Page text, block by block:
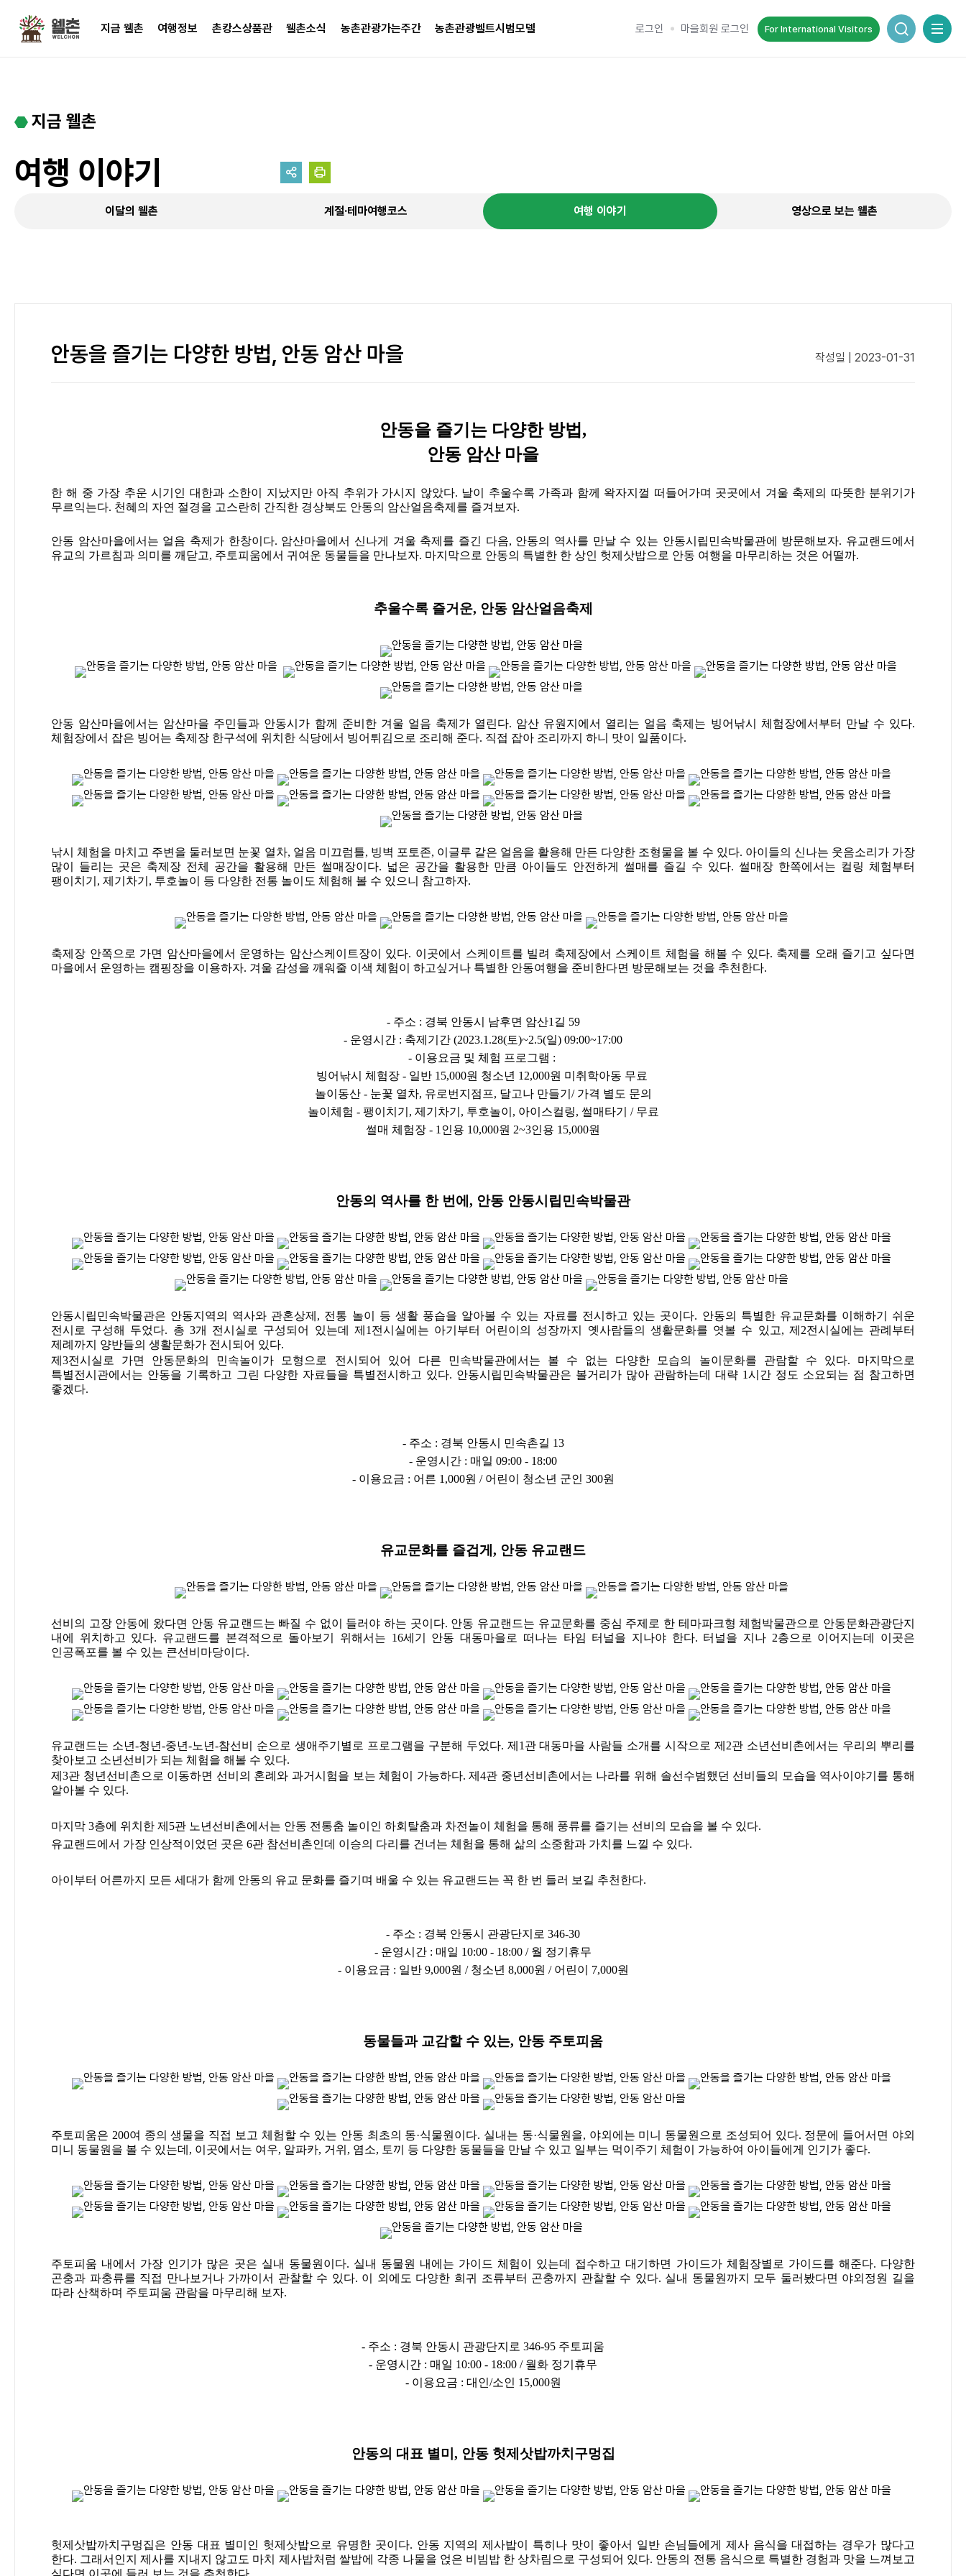
지금 웰촌 여행정보 촌캉스상품관 웰촌소식 농촌관광가는주간 농촌관광벨트시범모델 로그인 마을회원 로그인 For International Visitors 통합검색 창
지금 웰촌
여행 이야기
이달의 웰촌 계절·테마여행코스 여행 이야기 영상으로 보는 웰촌
안동을 즐기는 다양한 방법, 안동 암산 마을 작성일 | 2023-01-31
안동을 즐기는 다양한 방법,
안동 암산 마을
한 해 중 가장 추운 시기인 대한과 소한이 지났지만 아직 추위가 가시지 않았다. 날이 추울수록 가족과 함께 왁자지껄 떠들어가며 곳곳에서 겨울 축제의 따뜻한 분위기가
무르익는다. 천혜의 자연 절경을 고스란히 간직한 경상북도 안동의 암산얼음축제를 즐겨보자.
안동 암산마을에서는 얼음 축제가 한창이다. 암산마을에서 신나게 겨울 축제를 즐긴 다음, 안동의 역사를 만날 수 있는 안동시립민속박물관에 방문해보자. 유교랜드에서
유교의 가르침과 의미를 깨닫고, 주토피움에서 귀여운 동물들을 만나보자. 마지막으로 안동의 특별한 한 상인 헛제삿밥으로 안동 여행을 마무리하는 것은 어떨까.
추울수록 즐거운, 안동 암산얼음축제
안동 암산마을에서는 암산마을 주민들과 안동시가 함께 준비한 겨울 얼음 축제가 열린다. 암산 유원지에서 열리는 얼음 축제는 빙어낚시 체험장에서부터 만날 수 있다.
체험장에서 잡은 빙어는 축제장 한구석에 위치한 식당에서 빙어튀김으로 조리해 준다. 직접 잡아 조리까지 하니 맛이 일품이다.
낚시 체험을 마치고 주변을 둘러보면 눈꽃 열차, 얼음 미끄럼틀, 빙벽 포토존, 이글루 같은 얼음을 활용해 만든 다양한 조형물을 볼 수 있다. 아이들의 신나는 웃음소리가 가장
많이 들리는 곳은 축제장 전체 공간을 활용해 만든 썰매장이다. 넓은 공간을 활용한 만큼 아이들도 안전하게 썰매를 즐길 수 있다. 썰매장 한쪽에서는 컬링 체험부터
팽이치기, 제기차기, 투호놀이 등 다양한 전통 놀이도 체험해 볼 수 있으니 참고하자.
축제장 안쪽으로 가면 암산마을에서 운영하는 암산스케이트장이 있다. 이곳에서 스케이트를 빌려 축제장에서 스케이트 체험을 해볼 수 있다. 축제를 오래 즐기고 싶다면
마을에서 운영하는 캠핑장을 이용하자. 겨울 감성을 깨워줄 이색 체험이 하고싶거나 특별한 안동여행을 준비한다면 방문해보는 것을 추천한다.
- 주소 : 경북 안동시 남후면 암산1길 59
- 운영시간 : 축제기간 (2023.1.28(토)~2.5(일) 09:00~17:00
- 이용요금 및 체험 프로그램 :
빙어낚시 체험장 - 일반 15,000원 청소년 12,000원 미취학아동 무료
놀이동산 - 눈꽃 열차, 유로번지점프, 달고나 만들기/ 가격 별도 문의
놀이체험 - 팽이치기, 제기차기, 투호놀이, 아이스컬링, 썰매타기 / 무료
썰매 체험장 - 1인용 10,000원 2~3인용 15,000원
안동의 역사를 한 번에, 안동 안동시립민속박물관
안동시립민속박물관은 안동지역의 역사와 관혼상제, 전통 놀이 등 생활 풍습을 알아볼 수 있는 자료를 전시하고 있는 곳이다. 안동의 특별한 유교문화를 이해하기 쉬운
전시로 구성해 두었다. 총 3개 전시실로 구성되어 있는데 제1전시실에는 아기부터 어린이의 성장까지 옛사람들의 생활문화를 엿볼 수 있고, 제2전시실에는 관례부터
제례까지 양반들의 생활문화가 전시되어 있다.
제3전시실로 가면 안동문화의 민속놀이가 모형으로 전시되어 있어 다른 민속박물관에서는 볼 수 없는 다양한 모습의 놀이문화를 관람할 수 있다. 마지막으로
특별전시관에서는 안동을 기록하고 그린 다양한 자료들을 특별전시하고 있다. 안동시립민속박물관은 볼거리가 많아 관람하는데 대략 1시간 정도 소요되는 점 참고하면
좋겠다.
- 주소 : 경북 안동시 민속촌길 13
- 운영시간 : 매일 09:00 - 18:00
- 이용요금 : 어른 1,000원 / 어린이 청소년 군인 300원
유교문화를 즐겁게, 안동 유교랜드
선비의 고장 안동에 왔다면 안동 유교랜드는 빠질 수 없이 들러야 하는 곳이다. 안동 유교랜드는 유교문화를 중심 주제로 한 테마파크형 체험박물관으로 안동문화관광단지
내에 위치하고 있다. 유교랜드를 본격적으로 돌아보기 위해서는 16세기 안동 대동마을로 떠나는 타임 터널을 지나야 한다. 터널을 지나 2층으로 이어지는데 이곳은
인공폭포를 볼 수 있는 큰선비마당이다.
유교랜드는 소년-청년-중년-노년-참선비 순으로 생애주기별로 프로그램을 구분해 두었다. 제1관 대동마을 사람들 소개를 시작으로 제2관 소년선비촌에서는 우리의 뿌리를
찾아보고 소년선비가 되는 체험을 해볼 수 있다.
제3관 청년선비촌으로 이동하면 선비의 혼례와 과거시험을 보는 체험이 가능하다. 제4관 중년선비촌에서는 나라를 위해 솔선수범했던 선비들의 모습을 역사이야기를 통해
알아볼 수 있다.
마지막 3층에 위치한 제5관 노년선비촌에서는 안동 전통춤 놀이인 하회탈춤과 차전놀이 체험을 통해 풍류를 즐기는 선비의 모습을 볼 수 있다.
유교랜드에서 가장 인상적이었던 곳은 6관 참선비촌인데 이승의 다리를 건너는 체험을 통해 삶의 소중함과 가치를 느낄 수 있다.
아이부터 어른까지 모든 세대가 함께 안동의 유교 문화를 즐기며 배울 수 있는 유교랜드는 꼭 한 번 들러 보길 추천한다.
- 주소 : 경북 안동시 관광단지로 346-30
- 운영시간 : 매일 10:00 - 18:00 / 월 정기휴무
- 이용요금 : 일반 9,000원 / 청소년 8,000원 / 어린이 7,000원
동물들과 교감할 수 있는, 안동 주토피움
주토피움은 200여 종의 생물을 직접 보고 체험할 수 있는 안동 최초의 동·식물원이다. 실내는 동·식물원을, 야외에는 미니 동물원으로 조성되어 있다. 정문에 들어서면 야외
미니 동물원을 볼 수 있는데, 이곳에서는 여우, 알파카, 거위, 염소, 토끼 등 다양한 동물들을 만날 수 있고 일부는 먹이주기 체험이 가능하여 아이들에게 인기가 좋다.
주토피움 내에서 가장 인기가 많은 곳은 실내 동물원이다. 실내 동물원 내에는 가이드 체험이 있는데 접수하고 대기하면 가이드가 체험장별로 가이드를 해준다. 다양한
곤충과 파충류를 직접 만나보거나 가까이서 관찰할 수 있다. 이 외에도 다양한 희귀 조류부터 곤충까지 관찰할 수 있다. 실내 동물원까지 모두 둘러봤다면 야외정원 길을
따라 산책하며 주토피움 관람을 마무리해 보자.
- 주소 : 경북 안동시 관광단지로 346-95 주토피움
- 운영시간 : 매일 10:00 - 18:00 / 월화 정기휴무
- 이용요금 : 대인/소인 15,000원
안동의 대표 별미, 안동 헛제삿밥까치구멍집
헛제삿밥까치구멍집은 안동 대표 별미인 헛제삿밥으로 유명한 곳이다. 안동 지역의 제사밥이 특히나 맛이 좋아서 일반 손님들에게 제사 음식을 대접하는 경우가 많다고
한다. 그래서인지 제사를 지내지 않고도 마치 제사밥처럼 쌀밥에 각종 나물을 얹은 비빔밥 한 상차림으로 구성되어 있다. 안동의 전통 음식으로 특별한 경험과 맛을 느껴보고
싶다면 이곳에 들러 보는 것을 추천한다.